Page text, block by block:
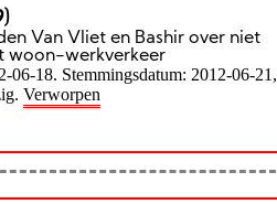
Van Vliet en Bashir over niet
woon-werkverkeer
06-18. Stemmingsdatum: 2012-06-21,
Verworpen